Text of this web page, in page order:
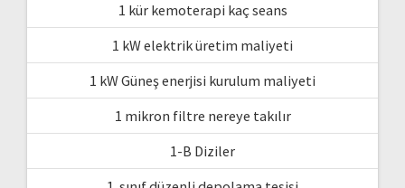
1 kür kemoterapi kaç seans
1 kW elektrik üretim maliyeti
1 kW Güneş enerjisi kurulum maliyeti
1 mikron filtre nereye takılır
1-B Diziler